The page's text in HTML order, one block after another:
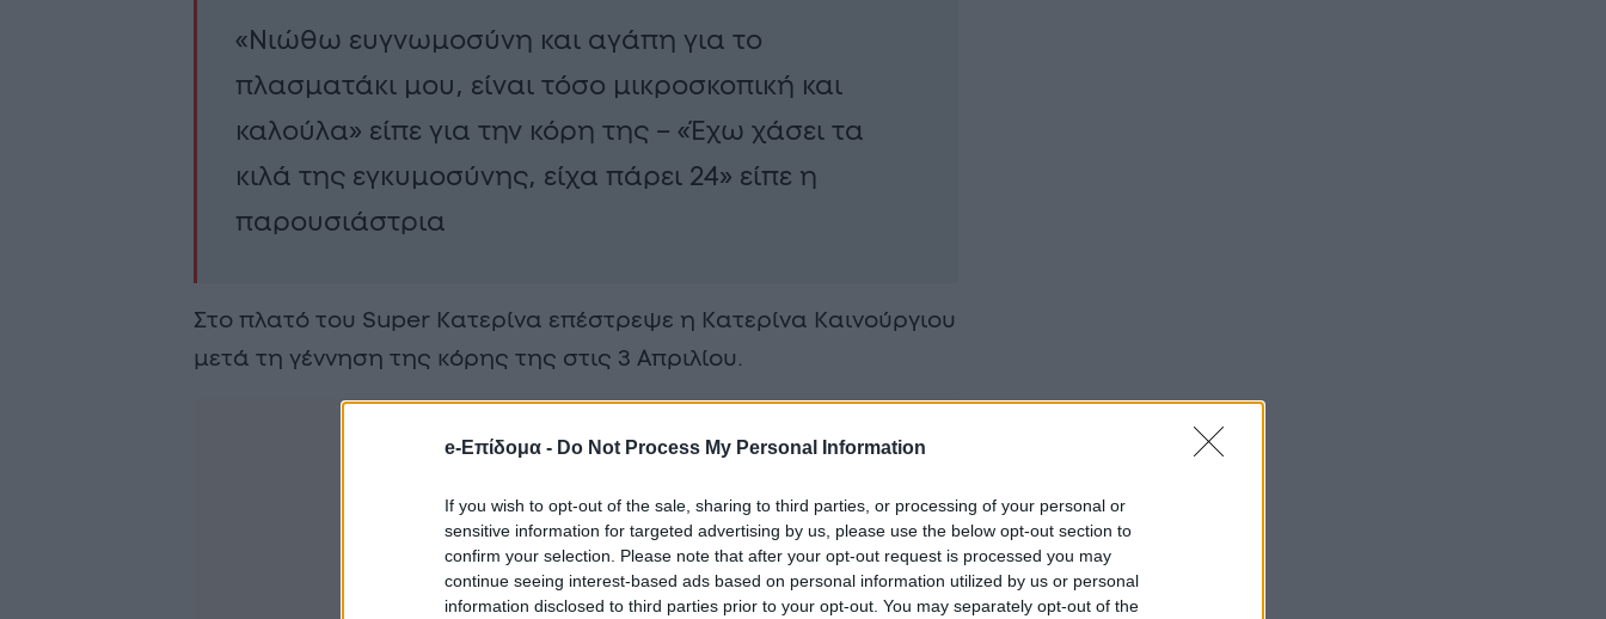
e-Επίδομα - Do Not Process My Personal Information
If you wish to opt-out of the sale, sharing to third parties, or processing of your personal or
sensitive information for targeted advertising by us, please use the below opt-out section to
confirm your selection. Please note that after your opt-out request is processed you may
continue seeing interest-based ads based on personal information utilized by us or personal
information disclosed to third parties prior to your opt-out. You may separately opt-out of the
«Νιώθω ευγνωμοσύνη και αγάπη για το
πλασματάκι μου, είναι τόσο μικροσκοπική και
καλούλα» είπε για την κόρη της – «Έχω χάσει τα
κιλά της εγκυμοσύνης, είχα πάρει 24» είπε η
παρουσιάστρια
Στο πλατό του Super Κατερίνα επέστρεψε η Κατερίνα Καινούργιου
μετά τη γέννηση της κόρης της στις 3 Απριλίου.